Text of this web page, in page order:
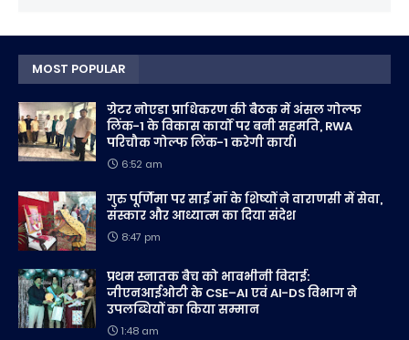
MOST POPULAR
ग्रेटर नोएडा प्राधिकरण की बैठक में अंसल गोल्फ
लिंक-1 के विकास कार्यों पर बनी सहमति, RWA
परिचौक गोल्फ लिंक-1 करेगी कार्य।
6:52 am
गुरु पूर्णिमा पर साईं माँ के शिष्यों ने वाराणसी में सेवा,
संस्कार और आध्यात्म का दिया संदेश
8:47 pm
प्रथम स्नातक बैच को भावभीनी विदाई:
जीएनआईओटी के CSE–AI एवं AI-DS विभाग ने
उपलब्धियों का किया सम्मान
1:48 am